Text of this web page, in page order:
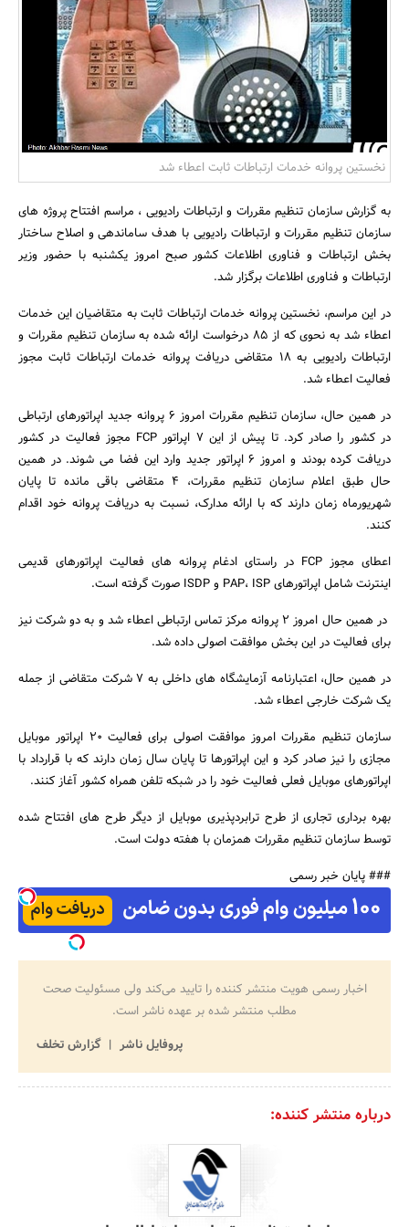
بانک، بیمه و سرمایه
مسکن و ساختمان
نخستین پروانه خدمات ارتباطات ثابت اعطاء شد
به گزارش سازمان تنظیم مقررات و ارتباطات رادیویی ، مراسم افتتاح پروژه های
سازمان تنظیم مقررات و ارتباطات رادیویی با هدف ساماندهی و اصلاح ساختار
بخش ارتباطات و فناوری اطلاعات کشور صبح امروز یکشنبه با حضور وزیر
ارتباطات و فناوری اطلاعات برگزار شد.
در این مراسم، نخستین پروانه خدمات ارتباطات ثابت به متقاضیان این خدمات
اعطاء شد به نحوی که از 85 درخواست ارائه شده به سازمان تنظیم مقررات و
ارتباطات رادیویی به 18 متقاضی دریافت پروانه خدمات ارتباطات ثابت مجوز
فعالیت اعطاء شد.
در همین حال، سازمان تنظیم مقررات امروز 6 پروانه جدید اپراتورهای ارتباطی
در کشور را صادر کرد. تا پیش از این 7 اپراتور FCP مجوز فعالیت در کشور
دریافت کرده بودند و امروز 6 اپراتور جدید وارد این فضا می شوند. در همین
حال طبق اعلام سازمان تنظیم مقررات، 4 متقاضی باقی مانده تا پایان
شهریورماه زمان دارند که با ارائه مدارک، نسبت به دریافت پروانه خود اقدام
کنند.
اعطای مجوز FCP در راستای ادغام پروانه های فعالیت اپراتورهای قدیمی
اینترنت شامل اپراتورهای PAP، ISP و ISDP صورت گرفته است.
در همین حال امروز 2 پروانه مرکز تماس ارتباطی اعطاء شد و به دو شرکت نیز
برای فعالیت در این بخش موافقت اصولی داده شد.
در همین حال، اعتبارنامه آزمایشگاه های داخلی به 7 شرکت متقاضی از جمله
یک شرکت خارجی اعطاء شد.
سازمان تنظیم مقررات امروز موافقت اصولی برای فعالیت 20 اپراتور موبایل
مجازی را نیز صادر کرد و این اپراتورها تا پایان سال زمان دارند که با قرارداد با
اپراتورهای موبایل فعلی فعالیت خود را در شبکه تلفن همراه کشور آغاز کنند.
بهره برداری تجاری از طرح ترابردپذیری موبایل از دیگر طرح های افتتاح شده
توسط سازمان تنظیم مقررات همزمان با هفته دولت است.
### پایان خبر رسمی
اخبار رسمی هویت منتشر کننده را تایید می‌کند ولی مسئولیت صحت
مطلب منتشر شده بر عهده ناشر است.
پروفایل ناشر
گزارش تخلف
درباره منتشر کننده: